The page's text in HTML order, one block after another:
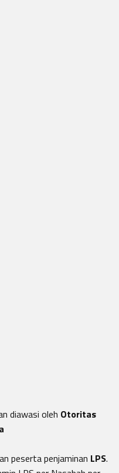
diawasi oleh Otoritas
peserta penjaminan LPS.